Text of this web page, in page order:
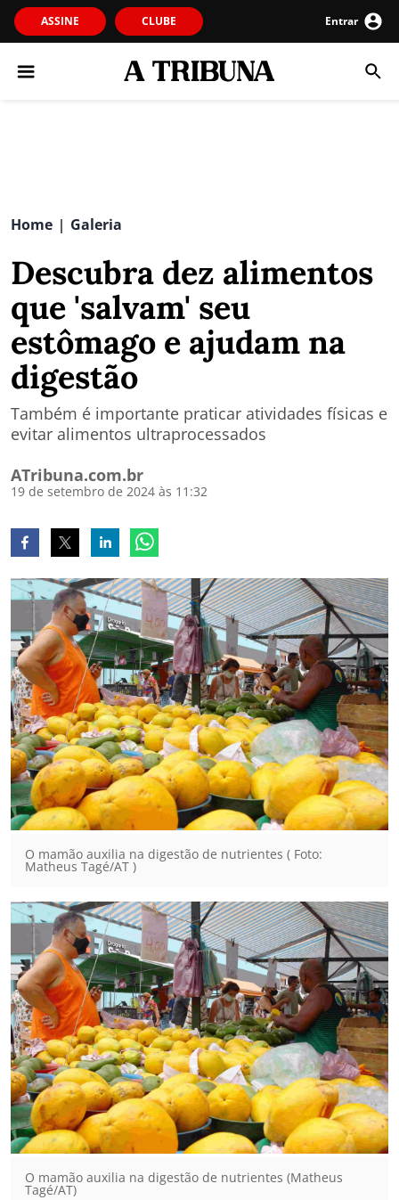
ASSINE CLUBE Entrar
Home | Galeria
Descubra dez alimentos
que 'salvam' seu
estômago e ajudam na
digestão
Também é importante praticar atividades físicas e
evitar alimentos ultraprocessados
ATribuna.com.br
19 de setembro de 2024 às 11:32
O mamão auxilia na digestão de nutrientes ( Foto:
Matheus Tagé/AT )
O mamão auxilia na digestão de nutrientes (Matheus
Tagé/AT)